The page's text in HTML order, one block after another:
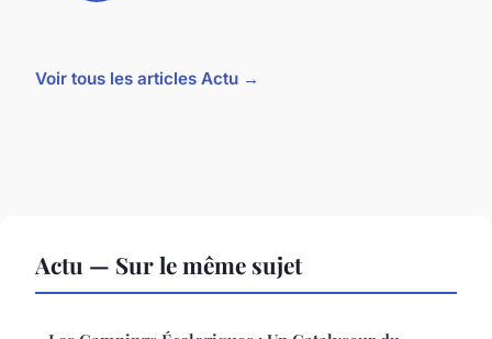
Voir tous les articles Actu →
Actu — Sur le même sujet